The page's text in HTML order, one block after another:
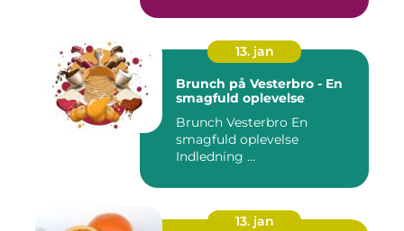
13. jan
Brunch på Vesterbro - En
smagfuld oplevelse
Brunch Vesterbro En
smagfuld oplevelse
Indledning ...
13. jan